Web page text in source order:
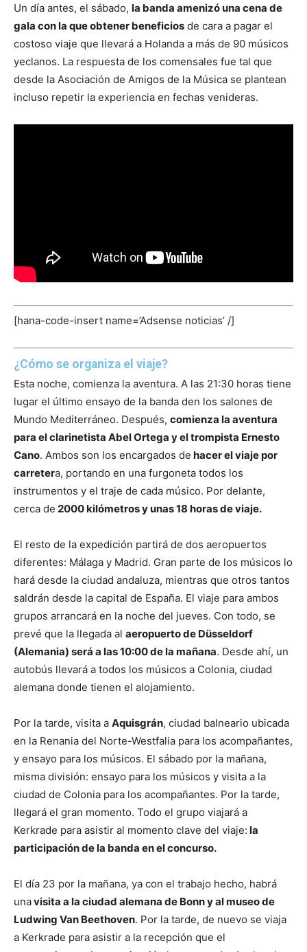
Un día antes, el sábado, la banda amenizó una cena de
gala con la que obtener beneficios de cara a pagar el
costoso viaje que llevará a Holanda a más de 90 músicos
yeclanos. La respuesta de los comensales fue tal que
desde la Asociación de Amigos de la Música se plantean
incluso repetir la experiencia en fechas venideras.
[hana-code-insert name=’Adsense noticias’ /]
¿Cómo se organiza el viaje?
Esta noche, comienza la aventura. A las 21:30 horas tiene
lugar el último ensayo de la banda den los salones de
Mundo Mediterráneo. Después, comienza la aventura
para el clarinetista Abel Ortega y el trompista Ernesto
Cano. Ambos son los encargados de hacer el viaje por
carretera, portando en una furgoneta todos los
instrumentos y el traje de cada músico. Por delante,
cerca de 2000 kilómetros y unas 18 horas de viaje.
El resto de la expedición partirá de dos aeropuertos
diferentes: Málaga y Madrid. Gran parte de los músicos lo
hará desde la ciudad andaluza, mientras que otros tantos
saldrán desde la capital de España. El viaje para ambos
grupos arrancará en la noche del jueves. Con todo, se
prevé que la llegada al aeropuerto de Düsseldorf
(Alemania) será a las 10:00 de la mañana. Desde ahí, un
autobús llevará a todos los músicos a Colonia, ciudad
alemana donde tienen el alojamiento.
Por la tarde, visita a Aquisgrán, ciudad balneario ubicada
en la Renania del Norte-Westfalia para los acompañantes,
y ensayo para los músicos. El sábado por la mañana,
misma división: ensayo para los músicos y visita a la
ciudad de Colonia para los acompañantes. Por la tarde,
llegará el gran momento. Todo el grupo viajará a
Kerkrade para asistir al momento clave del viaje: la
participación de la banda en el concurso.
El día 23 por la mañana, ya con el trabajo hecho, habrá
unavisita a la ciudad alemana de Bonn y al museo de
Ludwing Van Beethoven. Por la tarde, de nuevo se viaja
a Kerkrade para asistir a la recepción que el